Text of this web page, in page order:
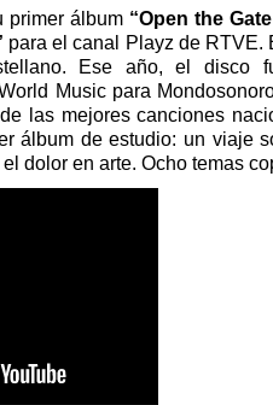
primer álbum “Open the
para el canal Playz de
Ese año, el disco
Music para
las mejores canciones
álbum de estudio: un viaje
dolor en arte. Ocho temas